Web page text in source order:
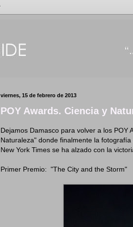
viernes, 15 de febrero de 2013
POY Awards. Ciencia y
Dejamos Damasco para volver a los POY
Naturaleza" donde finalmente la
New York Times se ha alzado con la
Primer Premio: "The City and the Storm"